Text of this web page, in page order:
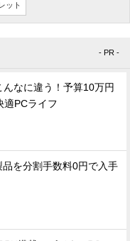
ット
- PR -
んなに違う！予算10万円
適PCライフ
を分割手数料0円で入手